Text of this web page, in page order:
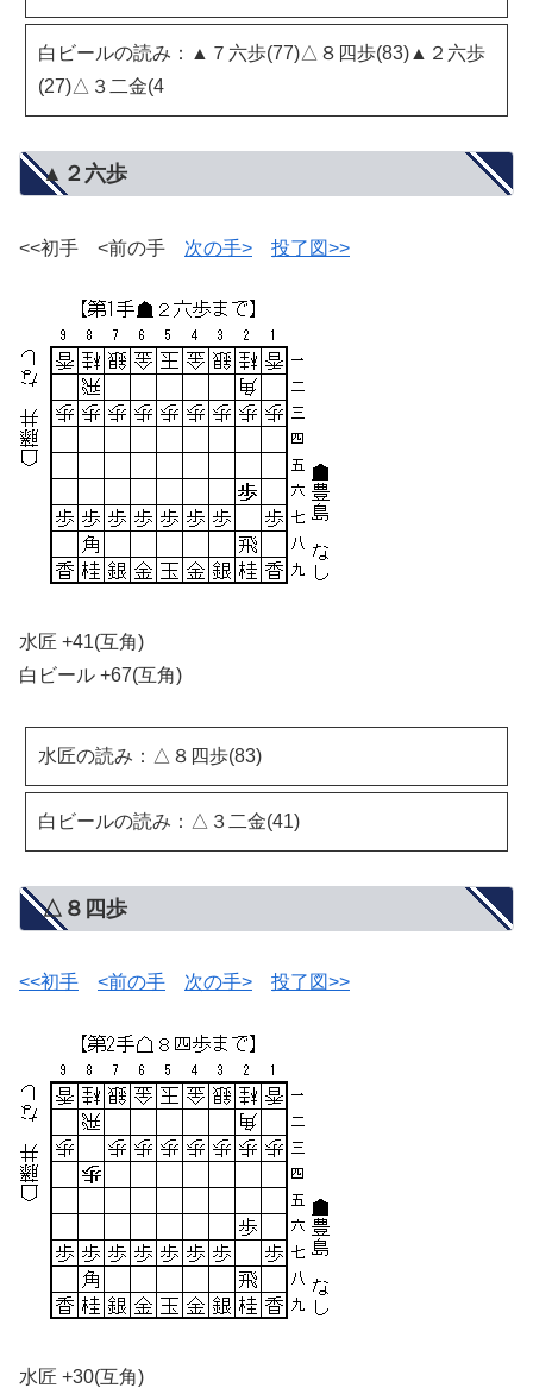
白ビールの読み：▲７六歩(77)△８四歩(83)▲２六歩
(27)△３二金(4
▲２六歩
<<初手 <前の手 次の手> 投了図>>
水匠 +41(互角)
白ビール +67(互角)
水匠の読み：△８四歩(83)
白ビールの読み：△３二金(41)
△８四歩
<<初手 <前の手 次の手> 投了図>>
水匠 +30(互角)